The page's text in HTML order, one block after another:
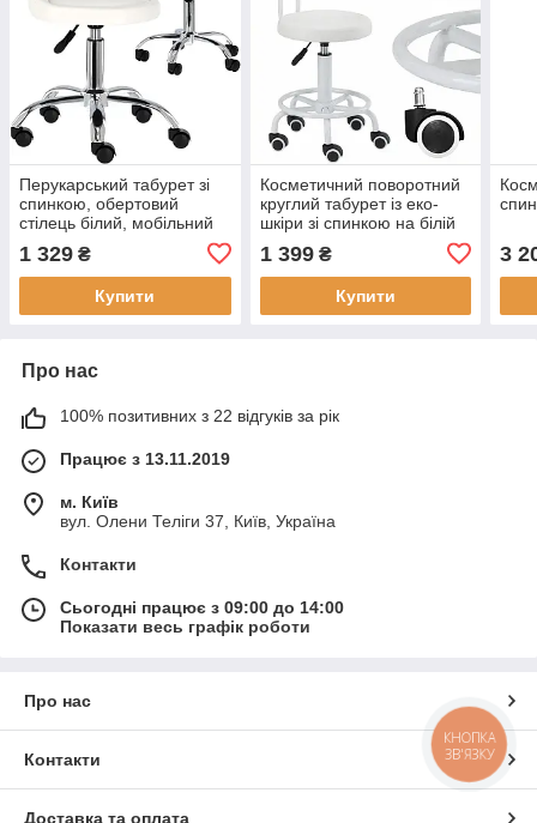
Перукарський табурет зі
спинкою, обертовий
стілець білий, мобільний
1 329 ₴
Купити
Косметичний поворотний
круглий табурет із еко-
шкіри зі спинкою на білій
Calissimo для майстра
Білий
1 399₴
Купити
3
Про нас
100% позитивних з 22 відгуків за рік
Працює з 13.11.2019
м. Київ
вул. Олени Теліги 37, Київ, Україна
Контакти
Сьогодні працює з 09:00 до 14:00
Показати весь графік роботи
Про нас
Контакти
Доставка та оплата
КНОПКА
ЗВ'ЯЗКУ